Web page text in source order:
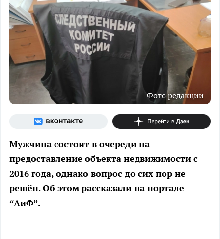
Фото редакции
Мужчина состоит в очереди на
предоставление объекта недвижимости с
2016 года, однако вопрос до сих пор не
решён. Об этом рассказали на портале
“АиФ”.